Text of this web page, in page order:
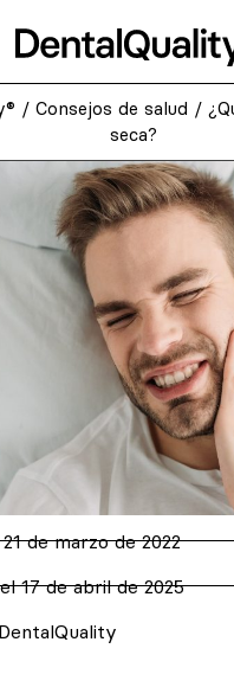
/ Consejos de salud /
seca?
21 de marzo de 2022
17 de abril de 2025